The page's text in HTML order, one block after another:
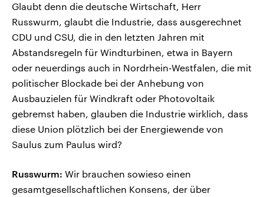
Glaubt denn die deutsche Wirtschaft, Herr
Russwurm, glaubt die Industrie, dass ausgerechnet
CDU und CSU, die in den letzten Jahren mit
Abstandsregeln für Windturbinen, etwa in Bayern
oder neuerdings auch in Nordrhein-Westfalen, die mit
politischer Blockade bei der Anhebung von
Ausbauzielen für Windkraft oder Photovoltaik
gebremst haben, glauben die Industrie wirklich, dass
diese Union plötzlich bei der Energiewende von
Saulus zum Paulus wird?
Russwurm: Wir brauchen sowieso einen
gesamtgesellschaftlichen Konsens, der über